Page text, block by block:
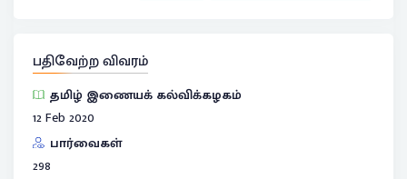
பதிவேற்ற விவரம்
தமிழ் இணையக் கல்விக்கழகம்
12 Feb 2020
பார்வைகள்
298